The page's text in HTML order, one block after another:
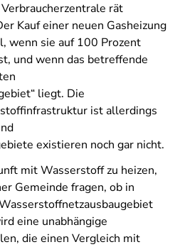
rät
Kauf einer neuen Gasheizung
wenn sie auf 100 Prozent
und wenn das betreffende
liegt. Die
ist allerdings
existieren noch gar nicht.
mit Wasserstoff zu heizen,
Gemeinde fragen, ob in
eine unabhängige
die einen Vergleich mit